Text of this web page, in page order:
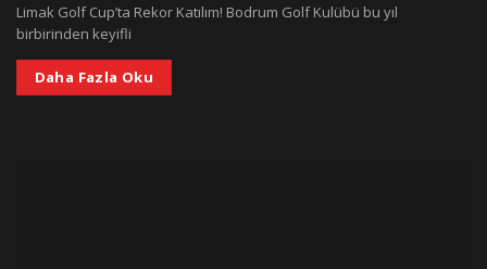
Limak Golf Cup’ta Rekor Katılım! Bodrum Golf Kulübü bu yıl
birbirinden keyifli
Daha Fazla Oku